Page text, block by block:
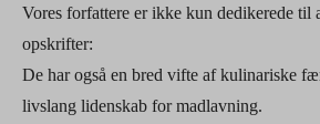
Vores forfattere er ikke kun dedikerede til
opskrifter:
De har også en bred vifte af kulinariske
livslang lidenskab for madlavning.